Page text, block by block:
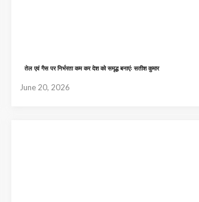
तेल एवं गैस पर निर्भरता कम कर देश को समृद्ध बनाएंः सतीश कुमार
June 20, 2026